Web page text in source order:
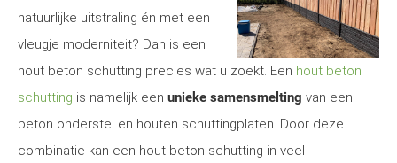
natuurlijke uitstraling én met een
vleugje moderniteit? Dan is een
hout beton schutting precies wat u zoekt. Een hout beton
schutting is namelijk een unieke samensmelting van een
beton onderstel en houten schuttingplaten. Door deze
combinatie kan een hout beton schutting in veel